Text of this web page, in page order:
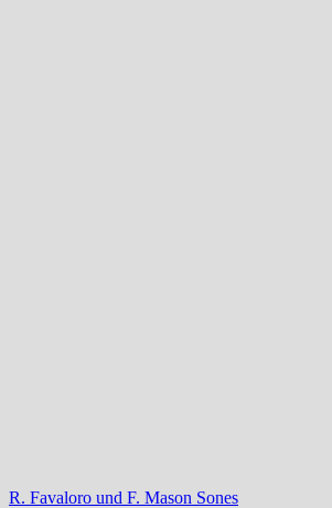
R. Favaloro und F. Mason Sones